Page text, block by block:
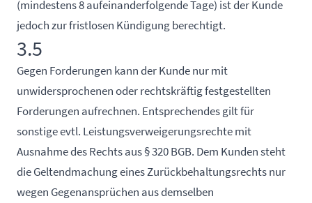
(mindestens 8 aufeinanderfolgende Tage) ist der Kunde
jedoch zur fristlosen Kündigung berechtigt.
3.5
Gegen Forderungen kann der Kunde nur mit
unwidersprochenen oder rechtskräftig festgestellten
Forderungen aufrechnen. Entsprechendes gilt für
sonstige evtl. Leistungsverweigerungsrechte mit
Ausnahme des Rechts aus § 320 BGB. Dem Kunden steht
die Geltendmachung eines Zurückbehaltungsrechts nur
wegen Gegenansprüchen aus demselben